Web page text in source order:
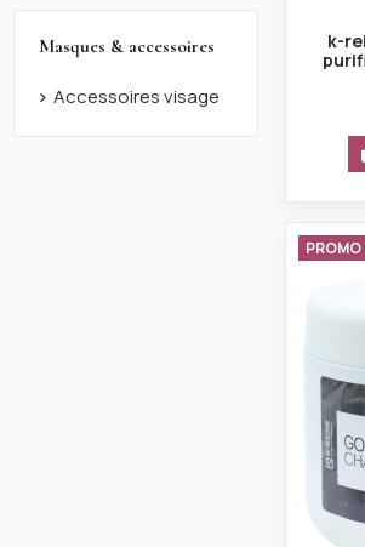
k-
PROMO
Sweet Beauty(8)
Ô Dāw(2)
Masques & accessoires
Accessoires visage